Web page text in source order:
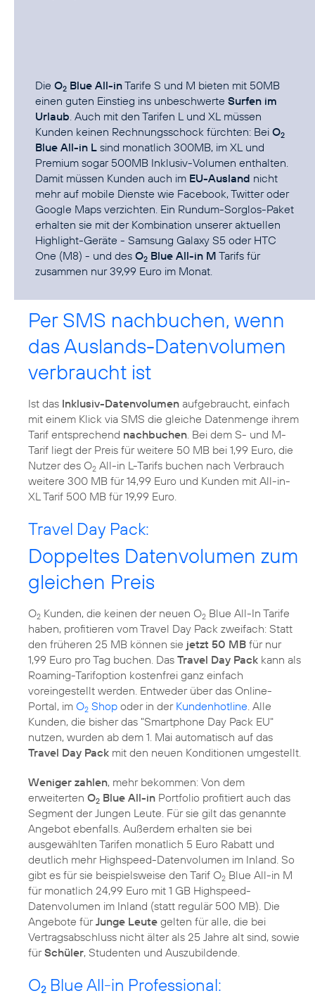
Die O2 Blue All-inTarife S und M bieten mit 50MB
einen guten Einstieg ins unbeschwerte Surfen im
Urlaub . Auch mit den Tarifen L und XL müssen
Kunden keinen Rechnungsschock fürchten: Bei O2
Blue All-in L sind monatlich 300MB, im XL und
Premium sogar 500MB Inklusiv-Volumen enthalten.
Damit müssen Kunden auch im EU-Ausland nicht
mehr auf mobile Dienste wie Facebook, Twitter oder
Google Maps verzichten. Ein Rundum-Sorglos-Paket
erhalten sie mit der Kombination unserer aktuellen
Highlight-Geräte - Samsung Galaxy S5 oder HTC
One (M8) - und des O2 Blue All-in M Tarifs für
zusammen nur 39,99 Euro im Monat.
Per SMS nachbuchen, wenn
das Auslands-Datenvolumen
verbraucht ist
Ist das Inklusiv-Datenvolumen aufgebraucht, einfach
mit einem Klick via SMS die gleiche Datenmenge ihrem
Tarif entsprechend nachbuchen . Bei dem S- und M-
Tarif liegt der Preis für weitere 50 MB bei 1,99 Euro, die
Nutzer des O2 All-in L-Tarifs buchen nach Verbrauch
weitere 300 MB für 14,99 Euro und Kunden mit All-in-
XL Tarif 500 MB für 19,99 Euro.
Travel Day Pack:
Doppeltes Datenvolumen zum
gleichen Preis
O2 Kunden, die keinen der neuen O2 Blue All-In Tarife
haben, profitieren vom Travel Day Pack zweifach: Statt
den früheren 25 MB können sie jetzt 50 MB für nur
1,99 Euro pro Tag buchen. Das Travel Day Pack kann als
Roaming-Tarifoption kostenfrei ganz einfach
voreingestellt werden. Entweder über das Online-
Portal, im O2 Shop oder in der Kundenhotline . Alle
Kunden, die bisher das "Smartphone Day Pack EU"
nutzen, wurden ab dem 1. Mai automatisch auf das
Travel Day Pack mit den neuen Konditionen umgestellt.
Weniger zahlen, mehr bekommen: Von dem
erweiterten O2 Blue All-in Portfolio profitiert auch das
Segment der Jungen Leute. Für sie gilt das genannte
Angebot ebenfalls. Außerdem erhalten sie bei
ausgewählten Tarifen monatlich 5 Euro Rabatt und
deutlich mehr Highspeed-Datenvolumen im Inland. So
gibt es für sie beispielsweise den Tarif O2 Blue All-in M
für monatlich 24,99 Euro mit 1 GB Highspeed-
Datenvolumen im Inland (statt regulär 500 MB). Die
Angebote fürJunge Leute gelten für alle, die bei
Vertragsabschluss nicht älter als 25 Jahre alt sind, sowie
fürSchüler, Studenten und Auszubildende.
O2 Blue All-in Professional: